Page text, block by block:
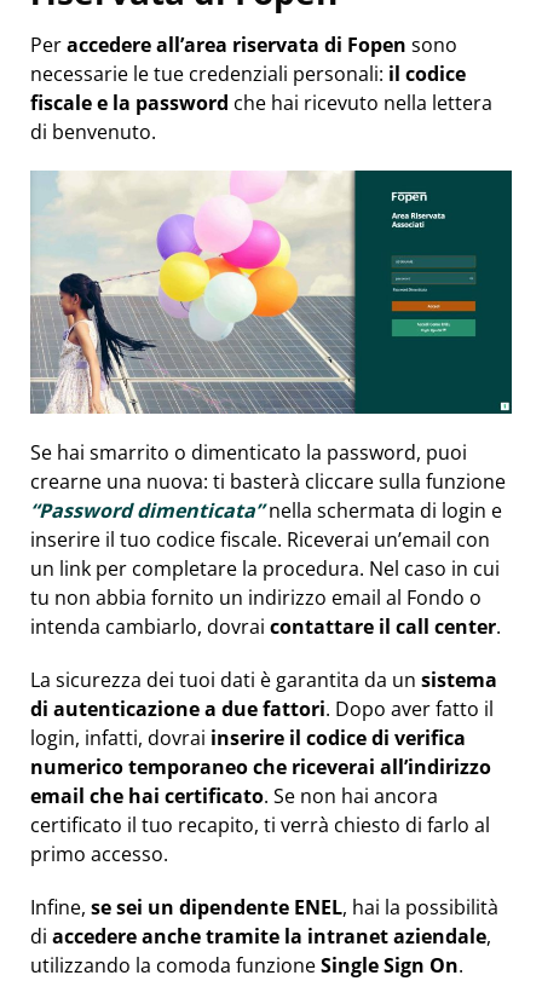
Peraccedere all’area riservata di Fopen sono
necessarie le tue credenziali personali: il codice
fiscale e la password che hai ricevuto nella lettera
di benvenuto.
Se hai smarrito o dimenticato la password, puoi
crearne una nuova: ti basterà cliccare sulla funzione
“Password dimenticata”nella schermata di login e
inserire il tuo codice fiscale. Riceverai un’email con
un link per completare la procedura. Nel caso in cui
tu non abbia fornito un indirizzo email al Fondo o
intenda cambiarlo, dovrai contattare il call center.
La sicurezza dei tuoi dati è garantita da un sistema
di autenticazione a due fattori. Dopo aver fatto il
login, infatti, dovrai inserire il codice di verifica
numerico temporaneo che riceverai all’indirizzo
email che hai certificato. Se non hai ancora
certificato il tuo recapito, ti verrà chiesto di farlo al
primo accesso.
Infine, se sei un dipendente ENEL, hai la possibilità
di accedere anche tramite la intranet aziendale,
utilizzando la comoda funzioneSingle Sign On.